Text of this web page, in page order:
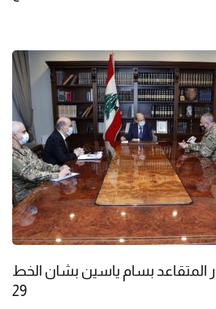
المتقاعد بسام ياسين بشان الخط
29